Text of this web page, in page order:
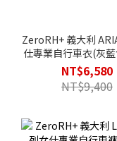
ZeroRH+ 義大利
仕專業自行車衣(灰藍
0926_51F
NT$6,580
NT$9,400